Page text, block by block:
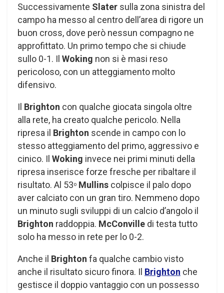
Successivamente Slater sulla zona sinistra del
campo ha messo al centro dell’area di rigore un
buon cross, dove però nessun compagno ne
approfittato. Un primo tempo che si chiude
sullo 0-1. Il Woking non si è masi reso
pericoloso, con un atteggiamento molto
difensivo.
Il Brighton con qualche giocata singola oltre
alla rete, ha creato qualche pericolo. Nella
ripresa il Brighton scende in campo con lo
stesso atteggiamento del primo, aggressivo e
cinico. Il Woking invece nei primi minuti della
ripresa inserisce forze fresche per ribaltare il
risultato. Al 53o Mullins colpisce il palo dopo
aver calciato con un gran tiro. Nemmeno dopo
un minuto sugli sviluppi di un calcio d’angolo il
Brighton raddoppia. McConville di testa tutto
solo ha messo in rete per lo 0-2.
Anche il Brighton fa qualche cambio visto
anche il risultato sicuro finora. Il Brighton che
gestisce il doppio vantaggio con un possesso